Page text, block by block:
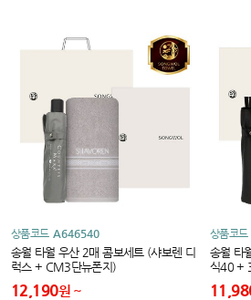
상품코드 A646540
송월 타월 우산 2매 콤보세트 (샤보렌 디
럭스 + CM3단뉴폰지)
12,190원
상품코드
송월 타
식40 +